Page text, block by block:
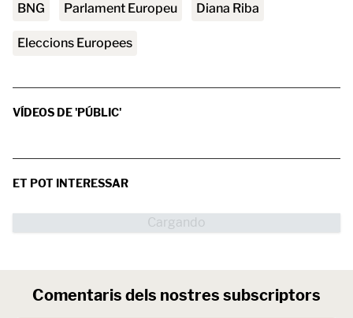
BNG Parlament Europeu Diana Riba
Eleccions Europees
VÍDEOS DE 'PÚBLIC'
ET POT INTERESSAR
Comentaris dels nostres subscriptors